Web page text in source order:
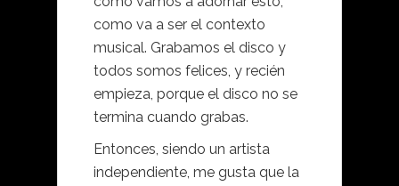
como va a ser el contexto
musical. Grabamos el disco y
todos somos felices, y recién
empieza, porque el disco no se
termina cuando grabas.
Entonces, siendo un artista
independiente, me gusta que la